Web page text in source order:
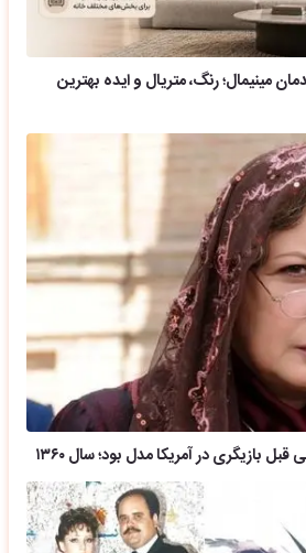
مینیمال؛ رنگ، متریال و ایده بهترین
بازیگری در آمریکا مدل بود؛ سال ۱۳۶۰